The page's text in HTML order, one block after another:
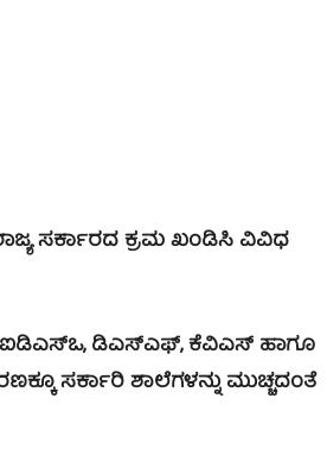
ಸರ್ಕಾರದ ಕ್ರಮ ಖಂಡಿಸಿ ವಿವಿಧ
ಡಿಎಸ್‍ಎಫ್, ಕೆವಿಎಸ್ ಹಾಗೂ
ಸರ್ಕಾರಿ ಶಾಲೆಗಳನ್ನು ಮುಚ್ಚದಂತೆ